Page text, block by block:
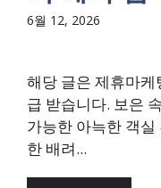
6월 12, 2026
해당 글은 제휴마
급 받습니다. 보은
가능한 아늑한 객
한 배려...